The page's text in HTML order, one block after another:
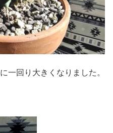
一回り大きくなりました。